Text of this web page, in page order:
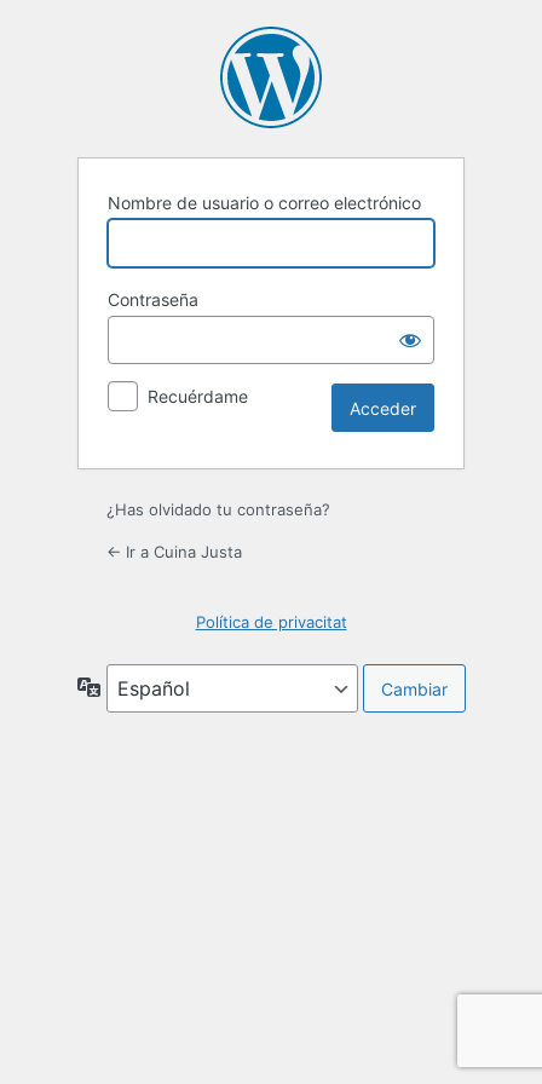
Nombre de usuario o correo electrónico
Contraseña
Recuérdame
¿Has olvidado tu contraseña?
← Ir a Cuina Justa
Política de privacitat
Idioma